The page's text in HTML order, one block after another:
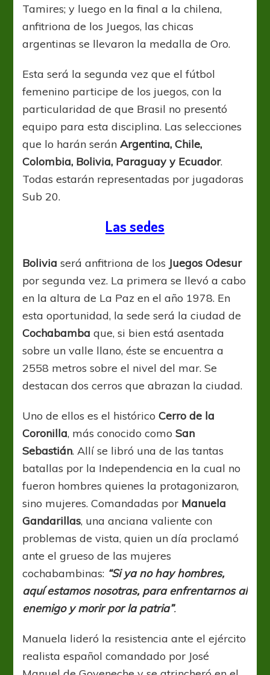
Tamires; y luego en la final a la chilena,
anfitriona de los Juegos, las chicas
argentinas se llevaron la medalla de Oro.
Esta será la segunda vez que el fútbol
femenino participe de los juegos, con la
particularidad de que Brasil no presentó
equipo para esta disciplina. Las selecciones
que lo harán seránArgentina, Chile,
Colombia, Bolivia, Paraguay y Ecuador.
Todas estarán representadas por jugadoras
Sub 20.
Las sedes
Bolivia será anfitriona de los Juegos Odesur
por segunda vez. La primera se llevó a cabo
en la altura de La Paz en el año 1978. En
esta oportunidad, la sede será la ciudad de
Cochabamba que, si bien está asentada
sobre un valle llano, éste se encuentra a
2558 metros sobre el nivel del mar. Se
destacan dos cerros que abrazan la ciudad.
Uno de ellos es el históricoCerro de la
Coronilla, más conocido comoSan
Sebastián. Allí se libró una de las tantas
batallas por la Independencia en la cual no
fueron hombres quienes la protagonizaron,
sino mujeres. Comandadas por Manuela
Gandarillas, una anciana valiente con
problemas de vista, quien un día proclamó
ante el grueso de las mujeres
cochabambinas: “Si ya no hay hombres,
aquí estamos nosotras, para enfrentarnos al
enemigo y morir por la patria”.
Manuela lideró la resistencia ante el ejército
realista español comandado por José